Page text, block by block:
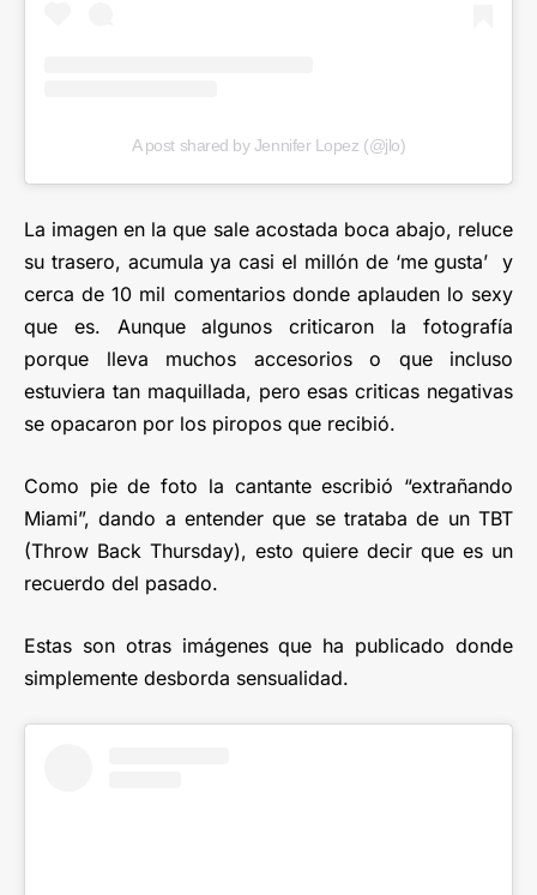
A post shared by Jennifer Lopez (@jlo)
La imagen en la que sale acostada boca abajo, reluce
su trasero, acumula ya casi el millón de ‘me gusta’ y
cerca de 10 mil comentarios donde aplauden lo sexy
que es. Aunque algunos criticaron la fotografía
porque lleva muchos accesorios o que incluso
estuviera tan maquillada, pero esas criticas negativas
se opacaron por los piropos que recibió.
Como pie de foto la cantante escribió “extrañando
Miami”, dando a entender que se trataba de un TBT
(Throw Back Thursday), esto quiere decir que es un
recuerdo del pasado.
Estas son otras imágenes que ha publicado donde
simplemente desborda sensualidad.